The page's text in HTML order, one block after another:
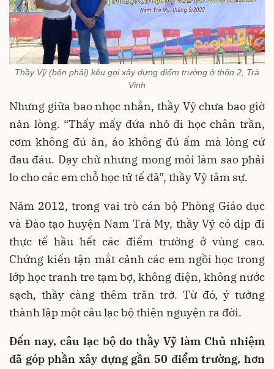
Thầy Vỹ (bên phải) kêu gọi xây dựng điểm trường ở thôn 2, Trà
Vinh
Nhưng giữa bao nhọc nhằn, thầy Vỹ chưa bao giờ
nản lòng. “Thấy mấy đứa nhỏ đi học chân trần,
cơm không đủ ăn, áo không đủ ấm mà lòng cứ
đau đáu. Dạy chữ nhưng mong mỏi làm sao phải
lo cho các em chỗ học tử tế đã”, thầy Vỹ tâm sự.
Năm 2012, trong vai trò cán bộ Phòng Giáo dục
và Đào tạo huyện Nam Trà My, thầy Vỹ có dịp đi
thực tế hầu hết các điểm trường ở vùng cao.
Chứng kiến tận mắt cảnh các em ngồi học trong
lớp học tranh tre tạm bợ, không điện, không nước
sạch, thầy càng thêm trăn trở. Từ đó, ý tưởng
thành lập một câu lạc bộ thiện nguyện ra đời.
Đến nay, câu lạc bộ do thầy Vỹ làm Chủ nhiệm
đã góp phần xây dựng gần 50 điểm trường, hơn